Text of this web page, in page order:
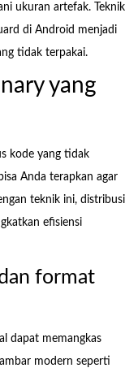
ukuran artefak. Teknik
di Android menjadi
tidak terpakai.
yang
kode yang tidak
Anda terapkan agar
teknik ini, distribusi
efisiensi
format
dapat memangkas
modern seperti